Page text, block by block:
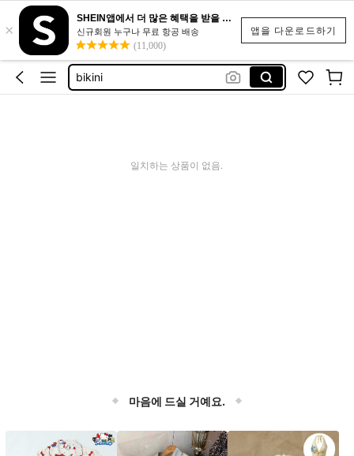
앱을 다운로드하기
×
SHEIN앱에서 더 많은 혜택을 받을 수 있어요.
신규회원 누구나 무료 항공 배송
(11,000)
women clothing casual
swim suit burkini
bikini
도트 드레스
swim suit burkini일치하는 상품이 없음.
마음에 드실 거예요.